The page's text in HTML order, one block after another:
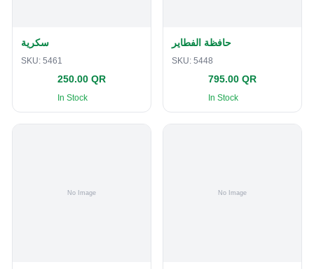
سكرية
SKU: 5461
250.00 QR
In Stock
حافظة الفطاير
SKU: 5448
795.00 QR
In Stock